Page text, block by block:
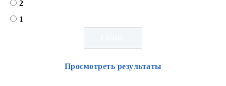
2
1
Просмотреть результаты